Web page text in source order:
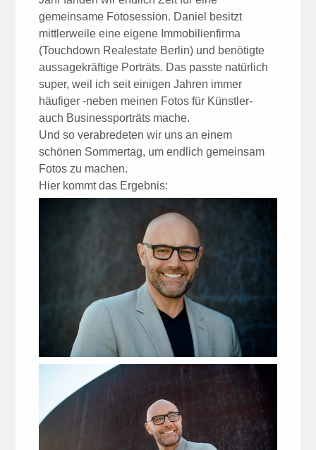
gemeinsame Fotosession. Daniel besitzt
mittlerweile eine eigene Immobilienfirma
(Touchdown Realestate Berlin) und benötigte
aussagekräftige Porträts. Das passte natürlich
super, weil ich seit einigen Jahren immer
häufiger -neben meinen Fotos für Künstler-
auch Businessporträts mache.
Und so verabredeten wir uns an einem
schönen Sommertag, um endlich gemeinsam
Fotos zu machen.
Hier kommt das Ergebnis: